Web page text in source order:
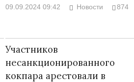
09.09.2024 09:42 Новости 874
Участников
несанкционированного
кокпара арестовали в